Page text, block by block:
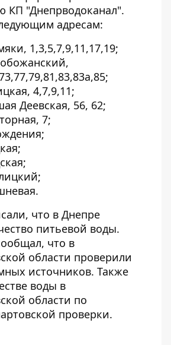
КП "Днепрводоканал".
адресам:
1,3,5,7,9,11,17,19;
4,7,9,11;
Деевская, 56, 62;
7;
что в Днепре
питьевой воды.
что в
области проверили
источников. Также
воды в
области по
проверки.